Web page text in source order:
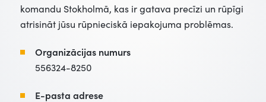
komandu Stokholmā, kas ir gatava precīzi un rūpīgi
atrisināt jūsu rūpnieciskā iepakojuma problēmas.
Organizācijas numurs
556324-8250
E-pasta adrese